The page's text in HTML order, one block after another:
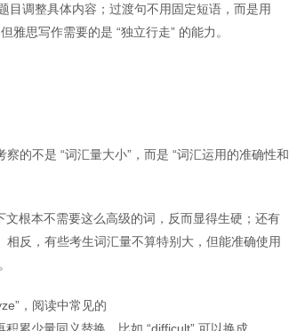
调整具体内容；过渡句不用固定短语，而是用
雅思写作需要的是 “独立行走” 的能力。
的不是 “词汇量大小”，而是 “词汇运用的准确性和
文根本不需要这么高级的词，反而显得生硬；还有
相反，有些考生词汇量不算特别大，但能准确使用
，阅读中常见的